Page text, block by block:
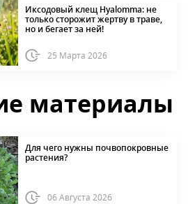
Иксодовый клещ Hyalomma: не
только сторожит жертву в траве,
но и бегает за ней!
25 Марта 2026
материалы
Для чего нужны почвопокровные
растения?
06 Августа 2026